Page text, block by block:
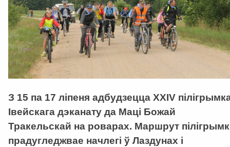
З 15 па 17 ліпеня адбудзецца XXIV
Івейскага дэканату да Маці Божай
Тракельскай на роварах. Маршрут
прадугледжвае начлегі ў Лаздунах і